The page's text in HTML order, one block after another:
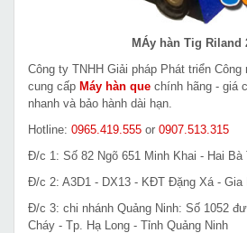
MÁy hàn Tig Riland
Công ty TNHH Giải pháp Phát triển
cung cấp Máy hàn que chính hãng - giá
nhanh và bảo hành dài hạn.
Hotline: 0965.419.555 or 0907.513.315
Đ/c 1: Số 82 Ngõ 651 Minh Khai - Hai Bà
Đ/c 2: A3D1 - DX13 - KĐT Đặng Xá - Gia
Đ/c 3: chi nhánh Quảng Ninh: Số 1052
Cháy - Tp. Hạ Long - Tỉnh Quảng Ninh